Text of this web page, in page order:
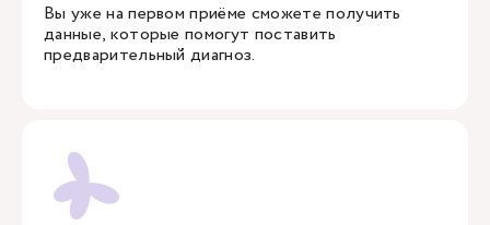
Вы уже на первом приёме сможете получить
данные, которые помогут поставить
предварительный диагноз.